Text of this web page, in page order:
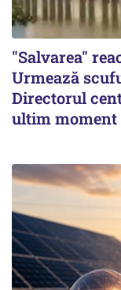
"Salvarea"
Urmează
Directorul
ultim moment